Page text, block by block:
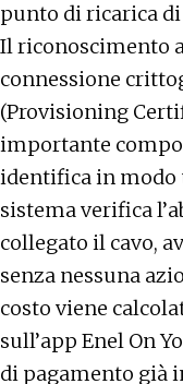
punto di ricarica
Il riconoscimento
connessione
(Provisioning
importante
identifica in modo
sistema verifica
collegato il cavo,
senza nessuna
costo viene
sull’app Enel On
di pagamento già